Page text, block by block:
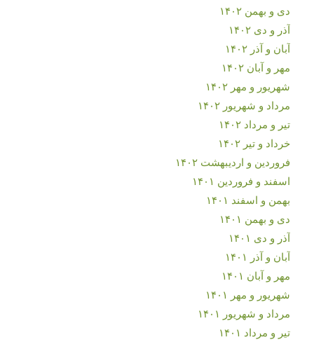
دی و بهمن ۱۴۰۲
آذر و دی ۱۴۰۲
آبان و آذر ۱۴۰۲
مهر و آبان ۱۴۰۲
شهریور و مهر ۱۴۰۲
مرداد و شهریور ۱۴۰۲
تیر و مرداد ۱۴۰۲
خرداد و تیر ۱۴۰۲
فروردین و اردیبهشت ۱۴۰۲
اسفند و فروردین ۱۴۰۱
بهمن و اسفند ۱۴۰۱
دی و بهمن ۱۴۰۱
آذر و دی ۱۴۰۱
آبان و آذر ۱۴۰۱
مهر و آبان ۱۴۰۱
شهریور و مهر ۱۴۰۱
مرداد و شهریور ۱۴۰۱
تیر و مرداد ۱۴۰۱